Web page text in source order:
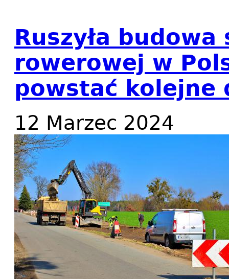
Ruszyła
rowerowej w
powstać kolejne
12 Marzec 2024